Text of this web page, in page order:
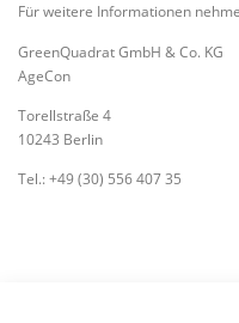
Für weitere Informationen
GreenQuadrat GmbH & Co. KG
AgeCon
Torellstraße 4
10243 Berlin
Tel.: +49 (30) 556 407 35